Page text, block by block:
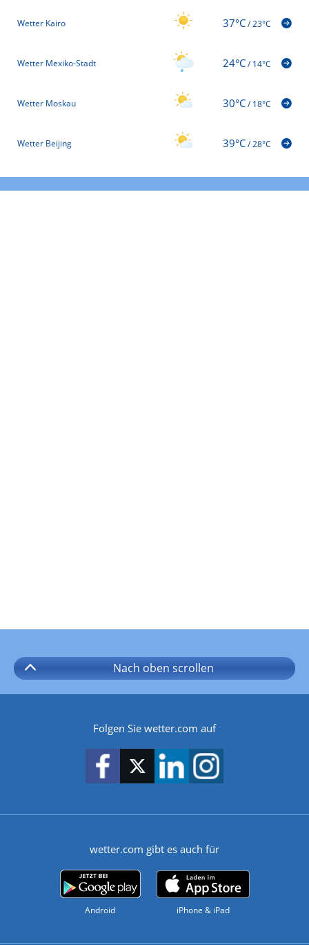
Wetter Kairo 37°C/23°C
Wetter Mexiko-Stadt 24°C/14°C
Wetter Moskau 30°C/18°C
Wetter Beijing 39°C/28°C
Nach oben scrollen
Folgen Sie wetter.com auf
wetter.com gibt es auch für
Android iPhone & iPad